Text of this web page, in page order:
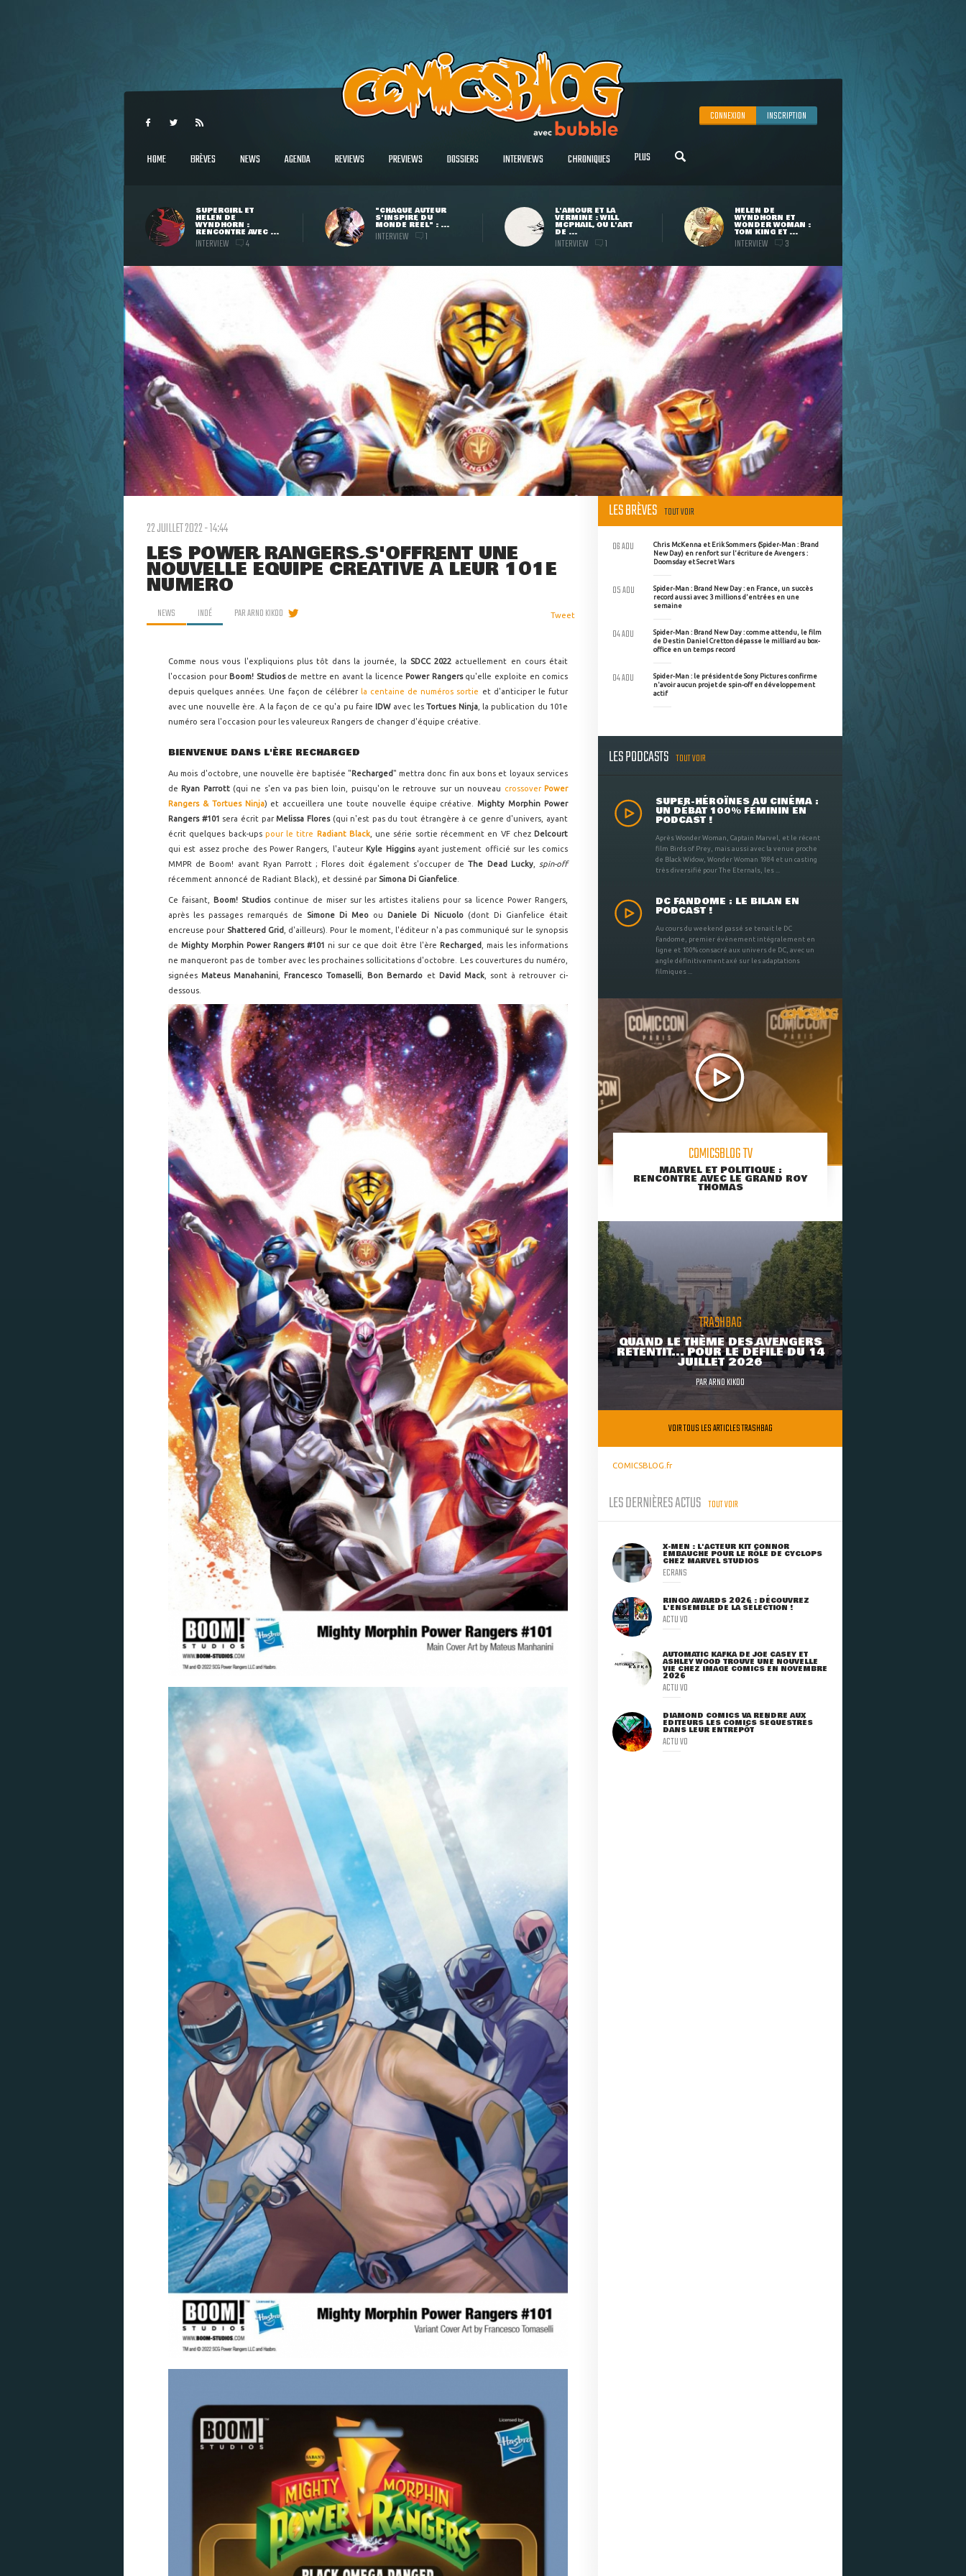
CONNEXION INSCRIPTION
HOME BRÈVES NEWS AGENDA REVIEWS PREVIEWS DOSSIERS INTERVIEWS CHRONIQUES PLUS
SUPERGIRL ET
HELEN DE
WYNDHORN :
RENCONTRE AVEC ...
INTERVIEW 4
"CHAQUE AUTEUR
S'INSPIRE DU
MONDE RÉEL" : ...
INTERVIEW 1
L'AMOUR ET LA
VERMINE : WILL
MCPHAIL, OU L'ART
DE ...
INTERVIEW 1
HELEN DE
WYNDHORN ET
WONDER WOMAN :
TOM KING ET ...
INTERVIEW 3
22 JUILLET 2022 - 14:44
LES POWER RANGERS S'OFFRENT UNE
NOUVELLE ÉQUIPE CRÉATIVE À LEUR 101E
NUMÉRO
NEWS INDÉ PARARNO KIKOO Tweet
Comme nous vous l'expliquions plus tôt dans la journée, la SDCC 2022 actuellement en cours était
l'occasion pour Boom! Studios de mettre en avant la licence Power Rangers qu'elle exploite en comics
depuis quelques années. Une façon de célébrer la centaine de numéros sortie et d'anticiper le futur
avec une nouvelle ère. A la façon de ce qu'a pu faire IDW avec lesTortues Ninja, la publication du 101e
numéro sera l'occasion pour les valeureux Rangers de changer d'équipe créative.
BIENVENUE DANS L'ÈRE RECHARGED
Au mois d'octobre, une nouvelle ère baptisée " Recharged " mettra donc fin aux bons et loyaux services
de Ryan Parrott (qui ne s'en va pas bien loin, puisqu'on le retrouve sur un nouveau crossover Power
Rangers & Tortues Ninja) et accueillera une toute nouvelle équipe créative.Mighty Morphin Power
Rangers #101 sera écrit parMelissa Flores (qui n'est pas du tout étrangère à ce genre d'univers, ayant
écrit quelques back-ups pour le titre Radiant Black, une série sortie récemment en VF chez Delcourt
qui est assez proche des Power Rangers, l'auteur Kyle Higgins ayant justement officié sur les comics
MMPR de Boom! avant Ryan Parrott ; Flores doit également s'occuper deThe Dead Lucky, spin-off
récemment annoncé de Radiant Black), et dessiné par Simona Di Gianfelice
Ce faisant, Boom! Studios continue de miser sur les artistes italiens pour sa licence Power Rangers,
après les passages remarqués de
Simone Di Meoou Daniele Di Nicuolo (dont Di Gianfelice était
encreuse pour Shattered Grid
, d'ailleurs). Pour le moment, l'éditeur n'a pas communiqué sur le synopsis
de Mighty Morphin Power Rangers #101 ni sur ce que doit être l'ère Recharged
, mais les informations
ne manqueront pas de tomber avec les prochaines sollicitations d'octobre. Les couvertures du numéro,
signéesMateus Manahanini Francesco Tomaselli Bon Bernardo et David Mack, sont à retrouver ci-
dessous.
LES BRÈVES TOUT VOIR
Chris McKenna et Erik Sommers (Spider-Man : Brand
New Day) en renfort sur l'écriture de Avengers :
Doomsday et Secret Wars
06 AOU
Spider-Man : Brand New Day : en France, un succès
record aussi avec 3 millions d'entrées en une
semaine
05 AOU
Spider-Man : Brand New Day : comme attendu, le film
de Destin Daniel Cretton dépasse le milliard au box-
office en un temps record
04 AOU
Spider-Man : le président de Sony Pictures confirme
n'avoir aucun projet de spin-off en développement
actif
04 AOU
LES PODCASTS TOUT VOIR
SUPER-HÉROÏNES AU CINÉMA :
UN DÉBAT 100% FÉMININ EN
PODCAST !
Après Wonder Woman, Captain Marvel, et le récent
film Birds of Prey, mais aussi avec la venue proche
de Black Widow, Wonder Woman 1984 et un casting
très diversifié pour The Eternals, les ...
DC FANDOME : LE BILAN EN
PODCAST !
Au cours du weekend passé se tenait le DC
Fandome, premier évènement intégralement en
ligne et 100% consacré aux univers de DC, avec un
angle définitivement axé sur les adaptations
filmiques ...
COMICSBLOG TV
MARVEL ET POLITIQUE :
RENCONTRE AVEC LE GRAND ROY
THOMAS
TRASHBAG
QUAND LE THÈME DES AVENGERS
RETENTIT... POUR LE DÉFILÉ DU 14
JUILLET 2026
PARARNO KIKOO
VOIR TOUS LES ARTICLES TRASHBAG
COMICSBLOG.fr
LES DERNIÈRES ACTUS TOUT VOIR
X-MEN : L'ACTEUR KIT CONNOR
EMBAUCHÉ POUR LE RÔLE DE CYCLOPS
CHEZ MARVEL STUDIOS
ECRANS
RINGO AWARDS 2026 : DÉCOUVREZ
L'ENSEMBLE DE LA SÉLECTION !
ACTU VO
AUTOMATIC KAFKA DE JOE CASEY ET
ASHLEY WOOD TROUVE UNE NOUVELLE
VIE CHEZ IMAGE COMICS EN NOVEMBRE
2026
ACTU VO
DIAMOND COMICS VA RENDRE AUX
ÉDITEURS LES COMICS SÉQUESTRÉS
DANS LEUR ENTREPÔT
ACTU VO